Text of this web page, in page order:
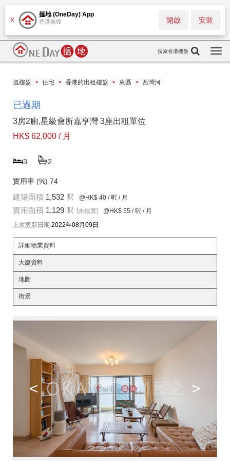
X
搵地 (OneDay) App
香港搵樓 安裝
開啟
搜索香港樓盤
搵樓盤 > 住宅 > 香港的出租樓盤 > 東區 > 西灣河
已過期
3房2廁,星級會所嘉亨灣 3座出租單位
HK$ 62,000 / 月
3 2
實用率 (%) 74
建築面積 1,532 呎 @HK$ 40 / 呎 / 月
實用面積 1,129 呎 [未核實] @HK$ 55 / 呎 / 月
上次更新日期 2022年08月09日
詳細物業資料
大廈資料
地圖
街景
< >